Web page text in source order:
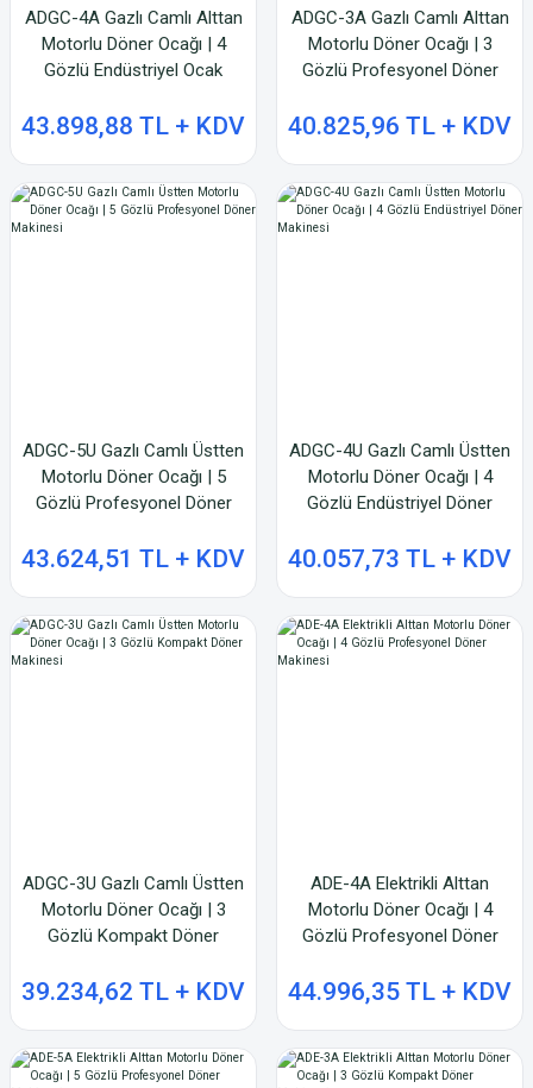
ADGC-4A Gazlı Camlı Alttan
Motorlu Döner Ocağı | 4
Gözlü Endüstriyel Ocak
43.898,88 TL + KDV
ADGC-3A Gazlı Camlı Alttan
Motorlu Döner Ocağı | 3
Gözlü Profesyonel Döner
40.825,96 TL + KDV
ADGC-5U Gazlı Camlı Üstten
Motorlu Döner Ocağı | 5
Gözlü Profesyonel Döner
43.624,51 TL + KDV
ADGC-4U Gazlı Camlı Üstten
Motorlu Döner Ocağı | 4
Gözlü Endüstriyel Döner
40.057,73 TL + KDV
ADGC-3U Gazlı Camlı Üstten
Motorlu Döner Ocağı | 3
Gözlü Kompakt Döner
39.234,62 TL + KDV
ADE-4A Elektrikli Alttan
Motorlu Döner Ocağı | 4
Gözlü Profesyonel Döner
44.996,35 TL + KDV